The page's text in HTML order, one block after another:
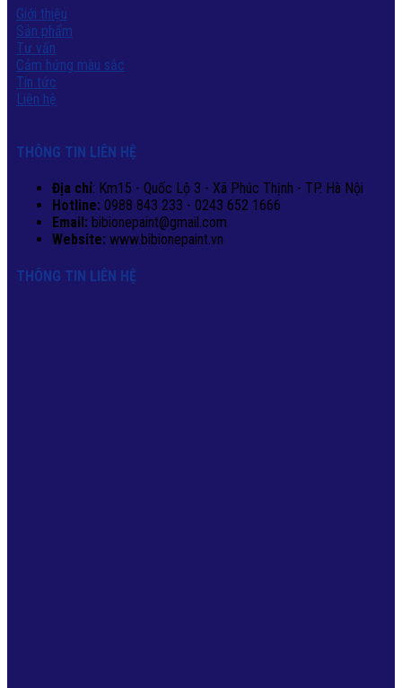
Giới thiệu
Sản phẩm
Tư vấn
Cảm hứng màu sắc
Tin tức
Liên hệ
THÔNG TIN LIÊN HỆ
Địa chỉ: Km15 - Quốc Lộ 3 - Xã Phúc Thịnh - TP. Hà Nội
Hotline: 0988 843 233 - 0243 652 1666
Email: bibionepaint@gmail.com
Website: www.bibionepaint.vn
THÔNG TIN LIÊN HỆ